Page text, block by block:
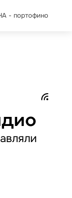
- портофино